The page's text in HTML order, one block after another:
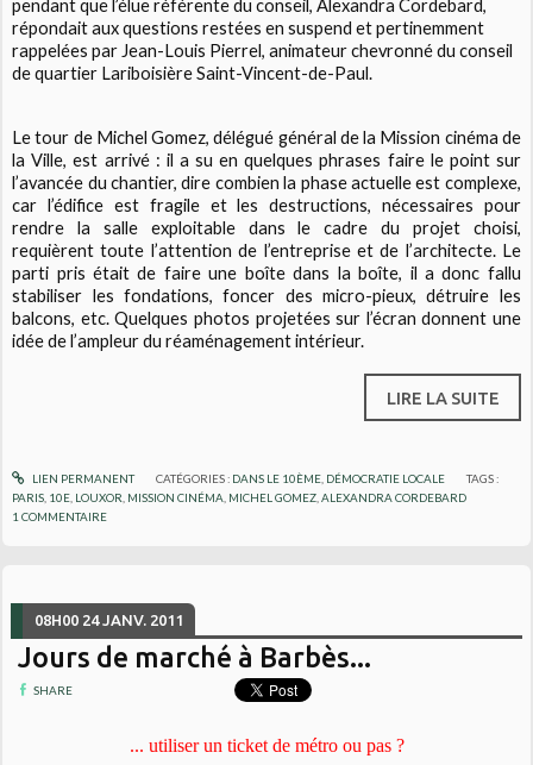
pendant que l’élue référente du conseil, Alexandra Cordebard,
répondait aux questions restées en suspend et pertinemment
rappelées par Jean-Louis Pierrel, animateur chevronné du conseil
de quartier Lariboisière Saint-Vincent-de-Paul.
Le tour de Michel Gomez, délégué général de la Mission cinéma de
la Ville, est arrivé : il a su en quelques phrases faire le point sur
l’avancée du chantier, dire combien la phase actuelle est complexe,
car l’édifice est fragile et les destructions, nécessaires pour
rendre la salle exploitable dans le cadre du projet choisi,
requièrent toute l’attention de l’entreprise et de l’architecte. Le
parti pris était de faire une boîte dans la boîte, il a donc fallu
stabiliser les fondations, foncer des micro-pieux, détruire les
balcons, etc. Quelques photos projetées sur l’écran donnent une
idée de l’ampleur du réaménagement intérieur.
LIRE LA SUITE
LIEN PERMANENT CATÉGORIES : DANS LE 10ÈME, DÉMOCRATIE LOCALE
TAGS :
PARIS 10E LOUXOR MISSION CINÉMA MICHEL GOMEZ ,ALEXANDRA CORDEBARD
1 COMMENTAIRE
08H00 24 JANV. 2011
Jours de marché à Barbès...
SHARE
... utiliser un ticket de métro ou pas ?